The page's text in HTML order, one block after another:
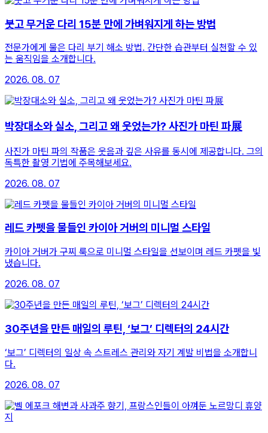
붓고 무거운 다리 15분 만에 가벼워지게 하는 방법
전문가에게 물은 다리 부기 해소 방법. 간단한 습관부터 실천할 수 있
는 움직임을 소개합니다.
2026. 08. 07
박장대소와 실소, 그리고 왜 웃었는가? 사진가 마틴 파展
사진가 마틴 파의 작품은 웃음과 깊은 사유를 동시에 제공합니다. 그의
독특한 촬영 기법에 주목해보세요.
2026. 08. 07
레드 카펫을 물들인 카이아 거버의 미니멀 스타일
카이아 거버가 구찌 룩으로 미니멀 스타일을 선보이며 레드 카펫을 빛
냈습니다.
2026. 08. 07
30주년을 만든 매일의 루틴, ‘보그’ 디렉터의 24시간
‘보그’ 디렉터의 일상 속 스트레스 관리와 자기 계발 비법을 소개합니
다.
2026. 08. 07